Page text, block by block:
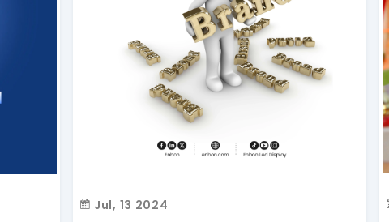
Jul, 13 2024